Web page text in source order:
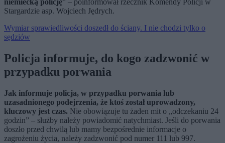
niemiecką policję” – poinformował rzecznik Komendy Policji w
Stargardzie asp. Wojciech Jędrych.
Wymiar sprawiedliwości doszedł do ściany. I nie chodzi tylko o
sędziów
Policja informuje, do kogo zadzwonić w
przypadku porwania
Jak informuje policja, w przypadku porwania lub
uzasadnionego podejrzenia, że ktoś został uprowadzony,
kluczowy jest czas. Nie obowiązuje tu żaden mit o „odczekaniu 24
godzin” – służby należy powiadomić natychmiast. Jeśli do porwania
doszło przed chwilą lub mamy bezpośrednie informacje o
zagrożeniu życia, należy zadzwonić pod numer 111 lub 997.